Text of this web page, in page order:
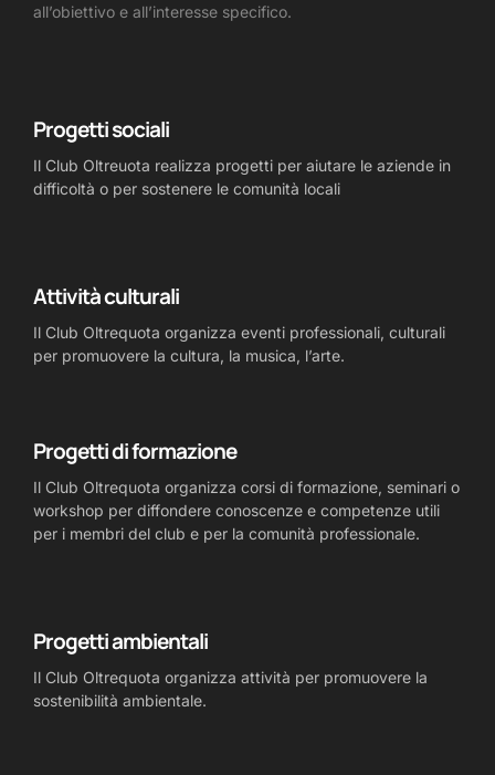
all’obiettivo e all’interesse specifico.
Progetti sociali
Il Club Oltreuota realizza progetti per aiutare le aziende in
difficoltà o per sostenere le comunità locali
Attività culturali
Il Club Oltrequota organizza eventi professionali, culturali
per promuovere la cultura, la musica, l’arte.
Progetti di formazione
Il Club Oltrequota organizza corsi di formazione, seminari o
workshop per diffondere conoscenze e competenze utili
per i membri del club e per la comunità professionale.
Progetti ambientali
Il Club Oltrequota organizza attività per promuovere la
sostenibilità ambientale.